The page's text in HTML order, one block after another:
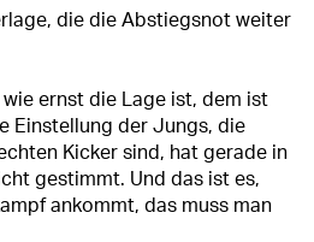
die die Abstiegsnot weiter
ernst die Lage ist, dem ist
Einstellung der Jungs, die
Kicker sind, hat gerade in
gestimmt. Und das ist es,
ankommt, das muss man